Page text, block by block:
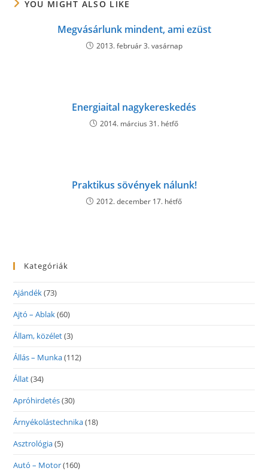
YOU MIGHT ALSO LIKE
Megvásárlunk mindent, ami ezüst
2013. február 3. vasárnap
Energiaital nagykereskedés
2014. március 31. hétfő
Praktikus sövények nálunk!
2012. december 17. hétfő
Kategóriák
Ajándék(73)
Ajtó – Ablak(60)
Állam, közélet(3)
Állás – Munka(112)
Állat(34)
Apróhirdetés(30)
Árnyékolástechnika(18)
Asztrológia(5)
Autó – Motor(160)